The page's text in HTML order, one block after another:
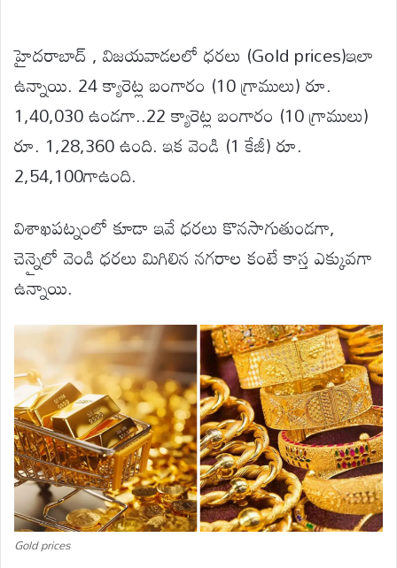
హైదరాబాద్ , విజయవాడలలో ధరలు (Gold prices)ఇలా
ఉన్నాయి. 24 క్యారెట్ల బంగారం (10 గ్రాములు) రూ.
1,40,030 ఉండగా..22 క్యారెట్ల బంగారం (10 గ్రాములు)
రూ. 1,28,360 ఉంది. ఇక వెండి (1 కేజీ) రూ.
2,54,100గాఉంది.
విశాఖపట్నంలో కూడా ఇవే ధరలు కొనసాగుతుండగా,
చెన్నైలో వెండి ధరలు మిగిలిన నగరాల కంటే కాస్త ఎక్కువగా
ఉన్నాయి.
Gold prices